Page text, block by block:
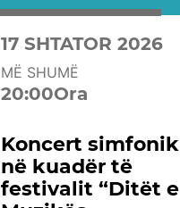
17 SHTATOR 2026
MË SHUMË
20:00Ora
Koncert simfonik
në kuadër të
festivalit “Ditët e